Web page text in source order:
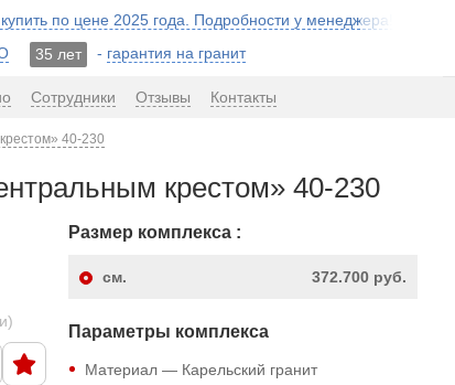
по цене 2025 года. Подробности у менеджера!
35 лет - гарантия на гранит
Сотрудники Отзывы Контакты
40-230
крестом» 40-230
Размер комплекса :
372.700 руб.
см.
Параметры комплекса
Материал — Карельский гранит